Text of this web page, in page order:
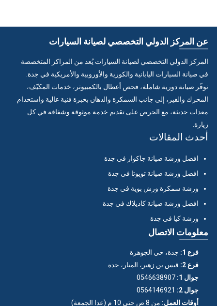
عن المركز الدولي التخصصي لصيانة السيارات
المركز الدولي التخصصي لصيانة السيارات يُعد من المراكز المتخصصة
في صيانة السيارات اليابانية والكورية والأوروبية والأمريكية في جدة.
نوفّر صيانة دورية شاملة، فحص أعطال بالكمبيوتر، خدمات المكيّف،
المحرك والقير، إلى جانب السمكرة والدهان بخبرة فنية عالية واستخدام
معدات حديثة، مع الحرص على تقديم خدمة موثوقة وشفافة في كل
زيارة.
أحدث المقالات
افضل ورشة صيانة جاكوار في جدة
افضل ورشة صيانة تويوتا في جدة
ورشة سمكرة ورش بوية في جدة
افضل ورشة صيانة كاديلاك في جدة
ورشة كيا في جدة
معلومات الاتصال
فرع 1:
جدة، حي الجوهرة
فرع 2:
قيس بن زهير، المنار، جدة
جوال 1:
0546638907
جوال 2:
0564146921
أوقات العمل: من 8 ص حتى 10 م (عدا الجمعة)